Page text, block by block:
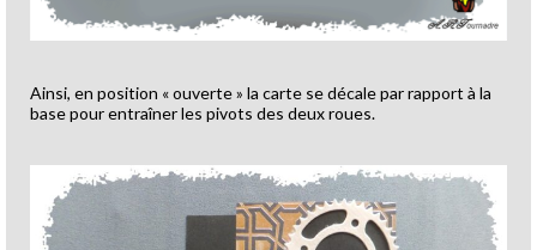
Ainsi, en position « ouverte » la carte se décale par rapport à la
base pour entraîner les pivots des deux roues.